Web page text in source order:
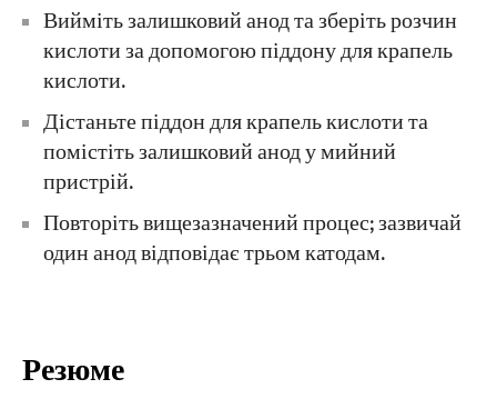
Вийміть залишковий анод та зберіть розчин
кислоти за допомогою піддону для крапель
кислоти.
Дістаньте піддон для крапель кислоти та
помістіть залишковий анод у мийний
пристрій.
Повторіть вищезазначений процес; зазвичай
один анод відповідає трьом катодам.
Резюме